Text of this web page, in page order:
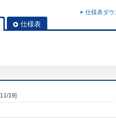
仕様表ダ
仕様表
19]